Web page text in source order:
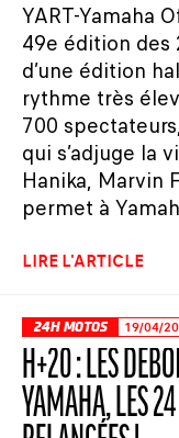
YART-Yamaha
49e édition des
d’une édition
rythme très
700
qui s’adjuge la
Hanika, Marvin
permet à
LIRE L'ARTICLE
24H MOTOS 19/04/
H+20 : LES
YAMAHA, LES